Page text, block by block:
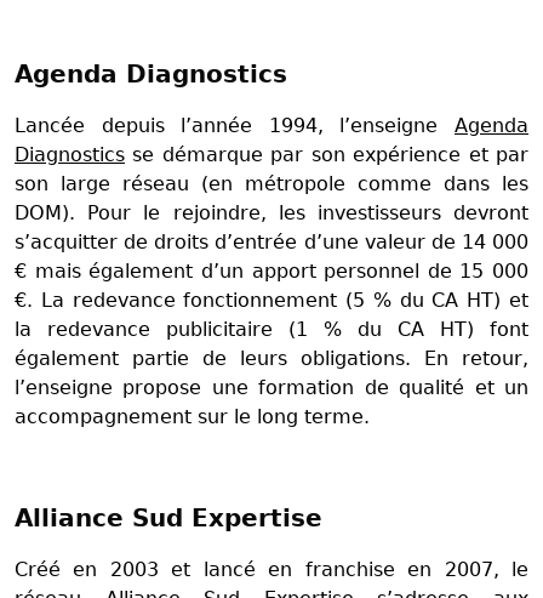
Agenda Diagnostics
Lancée depuis l’année 1994, l’enseigne Agenda
Diagnostics se démarque par son expérience et par
son large réseau (en métropole comme dans les
DOM). Pour le rejoindre, les investisseurs devront
s’acquitter de droits d’entrée d’une valeur de 14 000
€ mais également d’un apport personnel de 15 000
€. La redevance fonctionnement (5 % du CA HT) et
la redevance publicitaire (1 % du CA HT) font
également partie de leurs obligations. En retour,
l’enseigne propose une formation de qualité et un
accompagnement sur le long terme.
Alliance Sud Expertise
Créé en 2003 et lancé en franchise en 2007, le